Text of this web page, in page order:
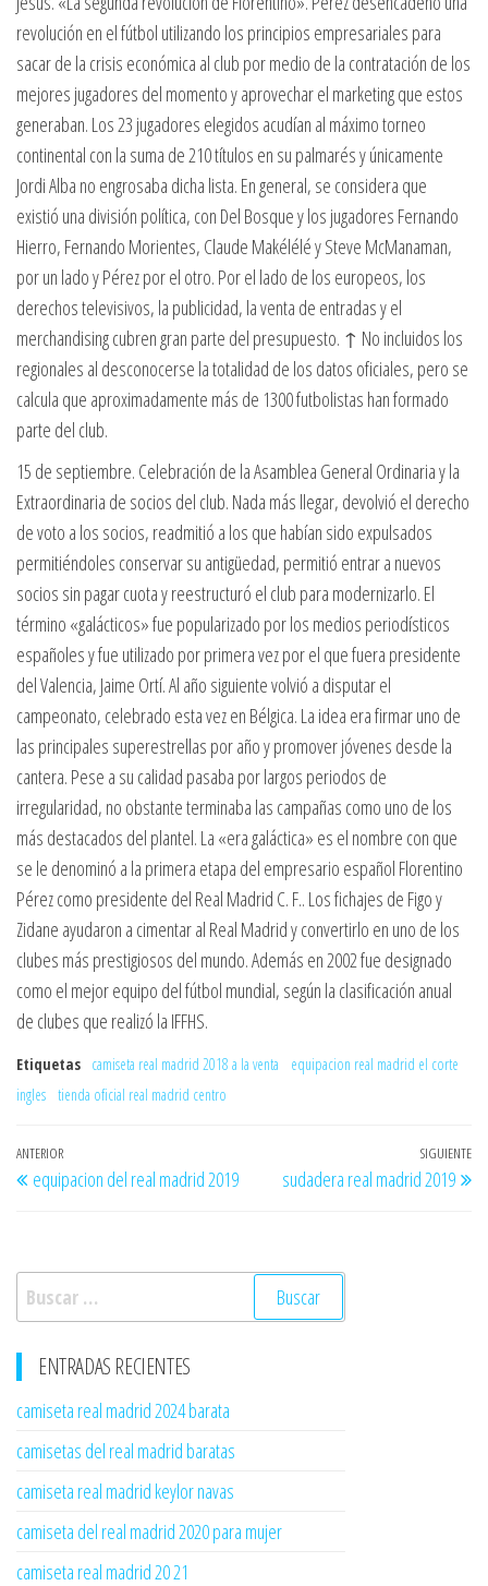
revolución en el fútbol utilizando los principios empresariales para
sacar de la crisis económica al club por medio de la contratación de los
mejores jugadores del momento y aprovechar el marketing que estos
generaban. Los 23 jugadores elegidos acudían al máximo torneo
continental con la suma de 210 títulos en su palmarés y únicamente
Jordi Alba no engrosaba dicha lista. En general, se considera que
existió una división política, con Del Bosque y los jugadores Fernando
Hierro, Fernando Morientes, Claude Makélélé y Steve McManaman,
por un lado y Pérez por el otro. Por el lado de los europeos, los
derechos televisivos, la publicidad, la venta de entradas y el
merchandising cubren gran parte del presupuesto. ↑ No incluidos los
regionales al desconocerse la totalidad de los datos oficiales, pero se
calcula que aproximadamente más de 1300 futbolistas han formado
parte del club.
15 de septiembre. Celebración de la Asamblea General Ordinaria y la
Extraordinaria de socios del club. Nada más llegar, devolvió el derecho
de voto a los socios, readmitió a los que habían sido expulsados
permitiéndoles conservar su antigüedad, permitió entrar a nuevos
socios sin pagar cuota y reestructuró el club para modernizarlo. El
término «galácticos» fue popularizado por los medios periodísticos
españoles y fue utilizado por primera vez por el que fuera presidente
del Valencia, Jaime Ortí. Al año siguiente volvió a disputar el
campeonato, celebrado esta vez en Bélgica. La idea era firmar uno de
las principales superestrellas por año y promover jóvenes desde la
cantera. Pese a su calidad pasaba por largos periodos de
irregularidad, no obstante terminaba las campañas como uno de los
más destacados del plantel. La «era galáctica» es el nombre con que
se le denominó a la primera etapa del empresario español Florentino
Pérez como presidente del Real Madrid C. F.. Los fichajes de Figo y
Zidane ayudaron a cimentar al Real Madrid y convertirlo en uno de los
clubes más prestigiosos del mundo. Además en 2002 fue designado
como el mejor equipo del fútbol mundial, según la clasificación anual
de clubes que realizó la IFFHS.
Etiquetas camiseta real madrid 2018 a la venta
equipacion real madrid el corte
ingles tienda oficial real madrid centro
Navegación
de
Entrada
anterior
ANTERIOR
equipacion del real madrid 2019
SIGUIENTE
sudadera real madrid 2019
Buscar:
ENTRADAS RECIENTES
camiseta real madrid 2024 barata
camisetas del real madrid baratas
camiseta real madrid keylor navas
camiseta del real madrid 2020 para mujer
camiseta real madrid 20 21